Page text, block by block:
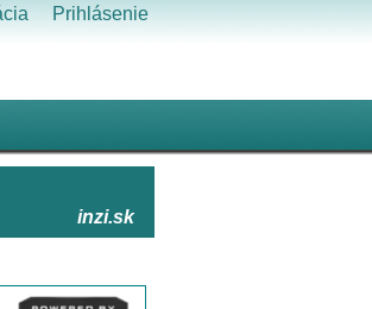
Prihlásenie
inzi.sk